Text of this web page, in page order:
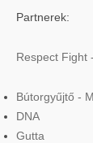
Partnerek:
Respect Fight
Bútorgyűjtő -
DNA
Gutta